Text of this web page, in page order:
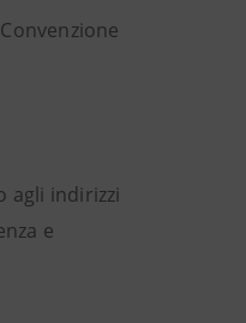
agli indirizzi
e